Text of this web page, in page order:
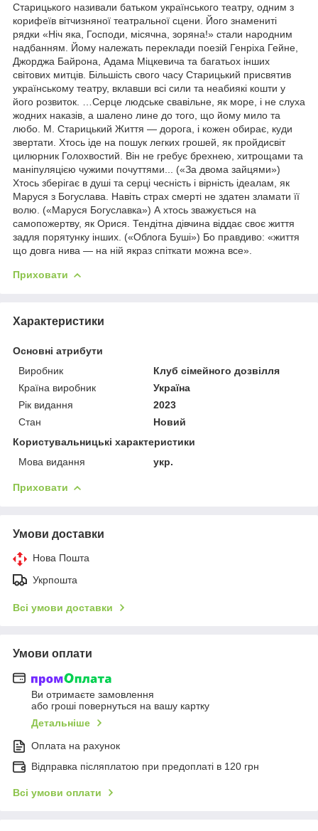
Старицького називали батьком українського театру, одним з
корифеїв вітчизняної театральної сцени. Його знамениті
рядки «Ніч яка, Господи, місячна, зоряна!» стали народним
надбанням. Йому належать переклади поезій Генріха Гейне,
Джорджа Байрона, Адама Міцкевича та багатьох інших
світових митців. Більшість свого часу Старицький присвятив
українському театру, вклавши всі сили та неабиякі кошти у
його розвиток. …Cерце людське свавільне, як море, і не слуха
жодних наказів, а шалено лине до того, що йому мило та
любо. М. Старицький Життя — дорога, і кожен обирає, куди
звертати. Хтось іде на пошук легких грошей, як пройдисвіт
цилюрник Голохвостий. Він не гребує брехнею, хитрощами та
маніпуляцією чужими почуттями... («За двома зайцями»)
Хтось зберігає в душі та серці чесність і вірність ідеалам, як
Маруся з Богуслава. Навіть страх смерті не здатен зламати її
волю. («Маруся Богуславка») А хтось зважується на
самопожертву, як Орися. Тендітна дівчина віддає своє життя
задля порятунку інших. («Облога Буші») Бо правдиво: «життя
що довга нива — на ній якраз спіткати можна все».
Приховати
Характеристики
Основні атрибути
Виробник
Клуб сімейного дозвілля
Країна виробник
Україна
Рік видання
2023
Стан
Новий
Користувальницькі характеристики
Мова видання
укр.
Приховати
Умови доставки
Нова Пошта
Укрпошта
Всі умови доставки
Умови оплати
Ви отримаєте замовлення
або гроші повернуться на вашу картку
Детальніше
Оплата на рахунок
Відправка післяплатою при предоплаті в 120 грн
Всі умови оплати